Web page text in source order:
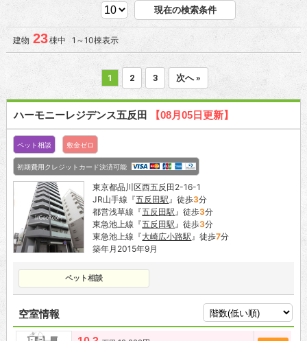
現在の検索条件
建物 23棟中 1～10棟表示
1 2 3 次へ »
ハーモニーレジデンス五反田 【08月05日更新】
ペット相談 敷金ゼロ
初期費用クレジットカード決済可能
東京都品川区西五反田2-16-1
JR山手線『五反田駅』徒歩3分
都営浅草線『五反田駅』徒歩3分
東急池上線『五反田駅』徒歩3分
東急池上線『大崎広小路駅』徒歩7分
築年月2015年9月
ペット相談
空室情報